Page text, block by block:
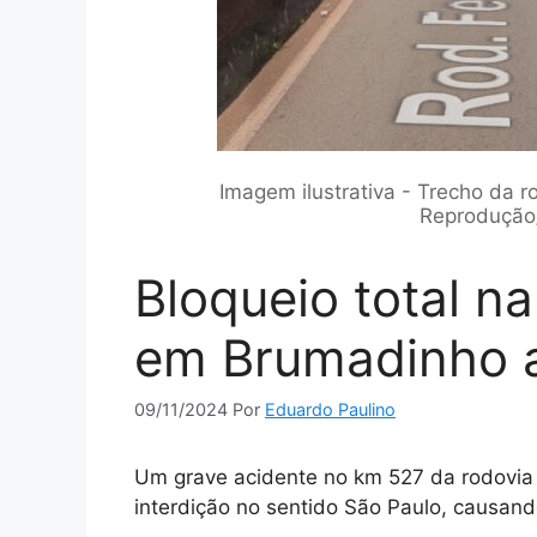
Imagem ilustrativa - Trecho da
Bloqueio total
em Brumadinho
09/11/2024 Por Eduardo Paulino
Um grave acidente no km 527 da
interdição no sentido São Paulo,